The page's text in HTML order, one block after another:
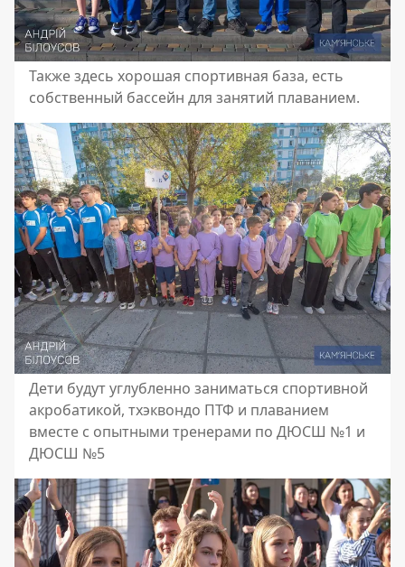
Также здесь хорошая спортивная база, есть
собственный бассейн для занятий плаванием.
Дети будут углубленно заниматься спортивной
акробатикой, тхэквондо ПТФ и плаванием
вместе с опытными тренерами по ДЮСШ №1 и
ДЮСШ №5